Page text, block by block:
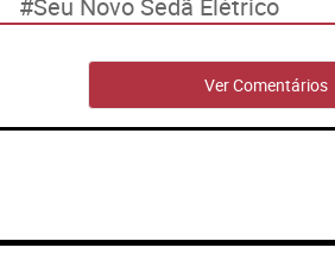
Seu Novo Sedã Elétrico
Ver Comentários